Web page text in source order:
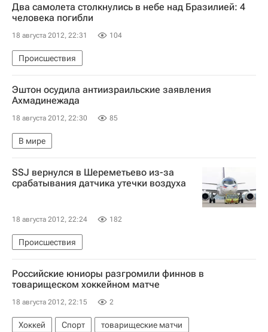
Два самолета столкнулись в небе над Бразилией: 4
человека погибли
18 августа 2012, 22:31 104
Происшествия
Эштон осудила антиизраильские заявления
Ахмадинежада
18 августа 2012, 22:30 85
В мире
SSJ вернулся в Шереметьево из-за
срабатывания датчика утечки воздуха
18 августа 2012, 22:24 182
Происшествия
Российские юниоры разгромили финнов в
товарищеском хоккейном матче
18 августа 2012, 22:15 2
Хоккей Спорт товарищеские матчи